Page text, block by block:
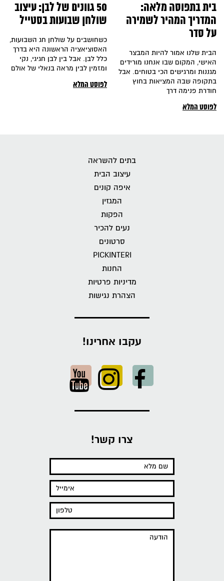
50 גוונים של לבן: עיצוב
שולחן שבועות בסטייל
כשחושבים על שולחן חג השבועות,
האסוציאציה הראשונה היא בדרך
כלל לבן. אבל בין לבן חגיגי, נקי
ומזמין לבין מראה בנאלי של אולם
לפוסט המלא
בית בתפוסה מלאה:
המדריך המהיר לשמירה
על סדר
הבית שלנו אמור להיות המבצר
האישי, המקום שבו אנחנו מורידים
מגננות ומרגישים הכי בטוחים. אבל
בתקופה שבה המציאות בחוץ
חודרת פנימה דרך
לפוסט המלא
בתים להשראה
עיצוב הבית
איפה קונים
המגזין
הפקות
נעים להכיר
סרטונים
PICKINTERI
החנות
מדיניות פרטיות
הצהרת נגישות
עקבו אחרינו!
צרו קשר!